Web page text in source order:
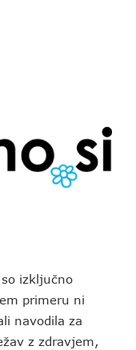
izključno
primeru ni
navodila za
z zdravjem,